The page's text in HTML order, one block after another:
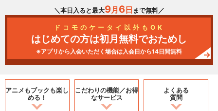
＼本日入ると最大9月 6日 まで無料／
ドコモのケータイ以外もOK
はじめての方は初月無料でおためし
※アプリから入会いただく場合は入会日から14日間無料
アニメもブックも楽し
める！
こだわりの機能／お得
なサービス
よくある
質問